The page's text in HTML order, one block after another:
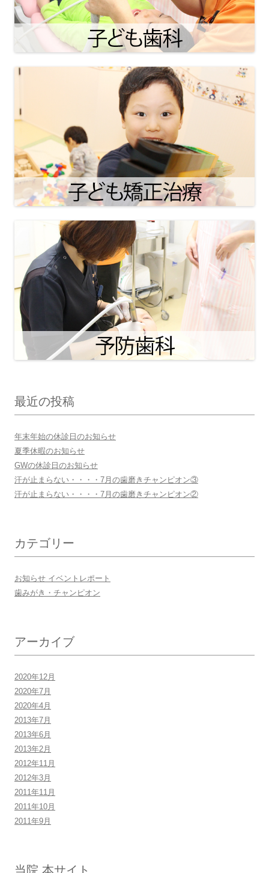
最近の投稿
年末年始の休診日のお知らせ
夏季休暇のお知らせ
GWの休診日のお知らせ
汗が止まらない・・・・7月の歯磨きチャンピオン③
汗が止まらない・・・・7月の歯磨きチャンピオン②
カテゴリー
お知らせ イベントレポート
歯みがき・チャンピオン
アーカイブ
2020年12月
2020年7月
2020年4月
2013年7月
2013年6月
2013年2月
2012年11月
2012年3月
2011年11月
2011年10月
2011年9月
当院 本サイト